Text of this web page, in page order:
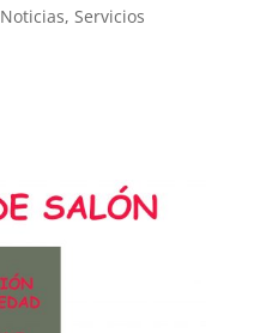
Noticias, Servicios